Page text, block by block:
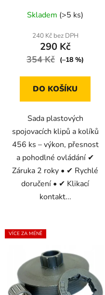
Skladem (>5 ks)
240 Kč bez DPH
290 Kč
354 Kč (–18 %)
DO KOŠÍKU
Sada plastových
spojovacích klipů a kolíků
456 ks – výkon, přesnost
a pohodlné ovládání ✔
Záruka 2 roky • ✔ Rychlé
doručení • ✔ Klikací
kontakt...
VÍCE ZA MÉNĚ